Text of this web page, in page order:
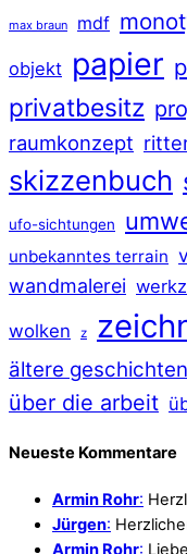
max braun mdf
objekt papier
privatbesitz
raumkonzept
skizzenbuch
ufo-sichtungen
unbekanntes terrain
wandmalerei
wolken z
ältere geschichten
über die arbeit
Neueste Kommentare
Armin Rohr:
Jürgen:
Armin Rohr: